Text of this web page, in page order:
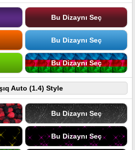
Bu Dizaynı Seç
Bu Dizaynı Seç
Bu Dizaynı Seç
Auto (1.4) Style
Bu Dizaynı Seç
Bu Dizaynı Seç